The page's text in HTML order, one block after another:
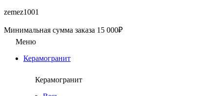
zemez1001
Минимальная сумма заказа 15 000₽
Меню
Керамогранит
Керамогранит